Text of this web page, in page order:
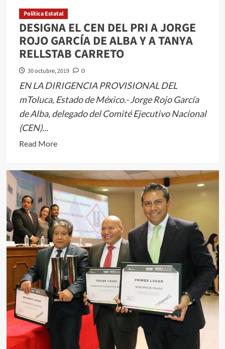
Política Estatal
DESIGNA EL CEN DEL PRI A JORGE
ROJO GARCÍA DE ALBA Y A TANYA
RELLSTAB CARRETO
30 octubre, 2019 0
EN LA DIRIGENCIA PROVISIONAL DEL
mToluca, Estado de México.- Jorge Rojo García
de Alba, delegado del Comité Ejecutivo Nacional
(CEN)...
Read MoreRead
DESIGNA
EL
CEN
DEL
PRI
A
JORGE
ROJO
GARCÍA
DE
TANYA